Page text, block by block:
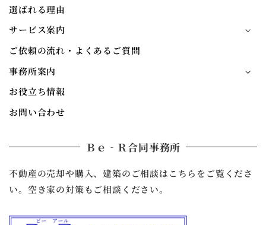
選ばれる理由
サービス案内
ご依頼の流れ・よくあるご質問
事務所案内
お役立ち情報
お問い合わせ
Ｂｅ‐Ｒ合同事務所
不動産の売却や購入、建築のご相談はこちらをご覧くださ
い。空き家の対策もご相談ください。